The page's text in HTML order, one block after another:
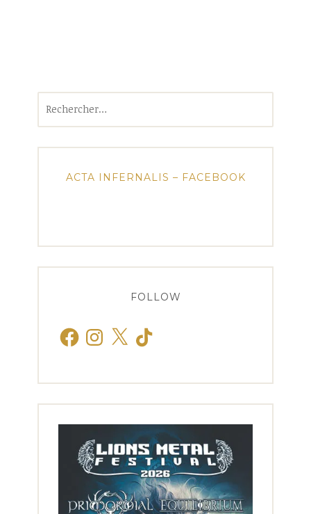
ACTA INFERNALIS – FACEBOOK
FOLLOW
FacebookInstagram
X TikTok